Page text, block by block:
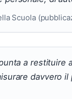
Scuola
a restituire
davvero